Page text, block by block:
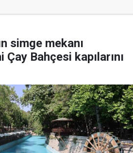
simge mekanı
Bahçesi kapılarını